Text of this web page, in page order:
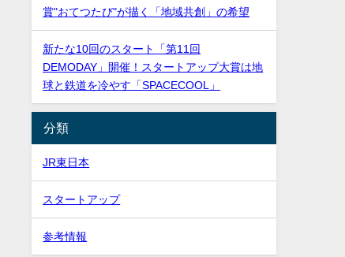
賞"おてつたび"が描く「地域共創」の希望
新たな10回のスタート「第11回
DEMODAY」開催！スタートアップ大賞は地
球と鉄道を冷やす「SPACECOOL」
分類
JR東日本
スタートアップ
参考情報